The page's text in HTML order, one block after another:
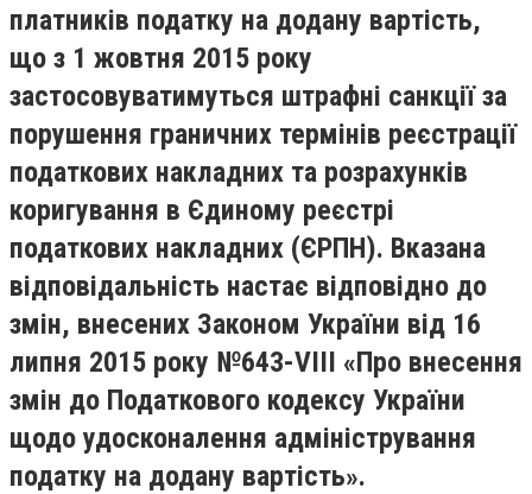
платників податку на додану вартість,
що з 1 жовтня 2015 року
застосовуватимуться штрафні санкції за
порушення граничних термінів реєстрації
податкових накладних та розрахунків
коригування в Єдиному реєстрі
податкових накладних (ЄРПН). Вказана
відповідальність настає відповідно до
змін, внесених Законом України від 16
липня 2015 року №643-VIII «Про внесення
змін до Податкового кодексу України
щодо удосконалення адміністрування
податку на додану вартість».